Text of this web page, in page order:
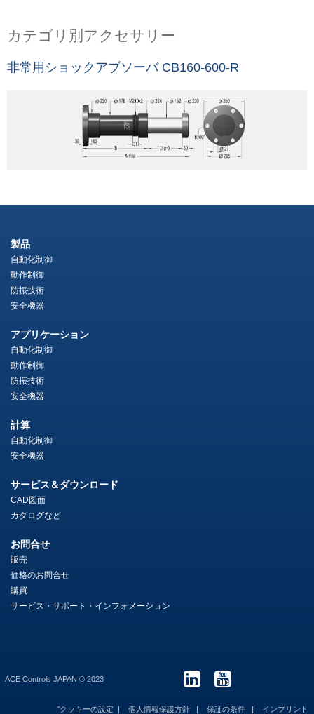
カテゴリ別アクセサリー
非常用ショックアブソーバ CB160-600-R
製品
自動化制御
動作制御
防振技術
安全機器
アプリケーション
自動化制御
動作制御
防振技術
安全機器
計算
自動化制御
安全機器
サービス＆ダウンロード
CAD図面
カタログなど
お問合せ
販売
価格のお問合せ
購買
サービス・サポート・インフォメーション
ACE Controls JAPAN © 2023
"クッキーの設定 個人情報保護方針 保証の条件 インプリント